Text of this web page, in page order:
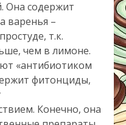
Она содержит
варенья –
т.к.
чем в лимоне.
«антибиотиком
фитонциды,
Конечно, она